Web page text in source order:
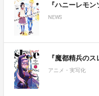
『ハニーレモ
NEWS
『魔都精兵の
アニメ・実写化